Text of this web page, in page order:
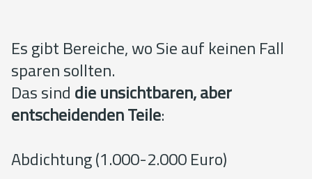
Es gibt Bereiche, wo Sie auf keinen Fall
sparen sollten.
Das sind die unsichtbaren, aber
entscheidenden Teile:
Abdichtung (1.000-2.000 Euro)